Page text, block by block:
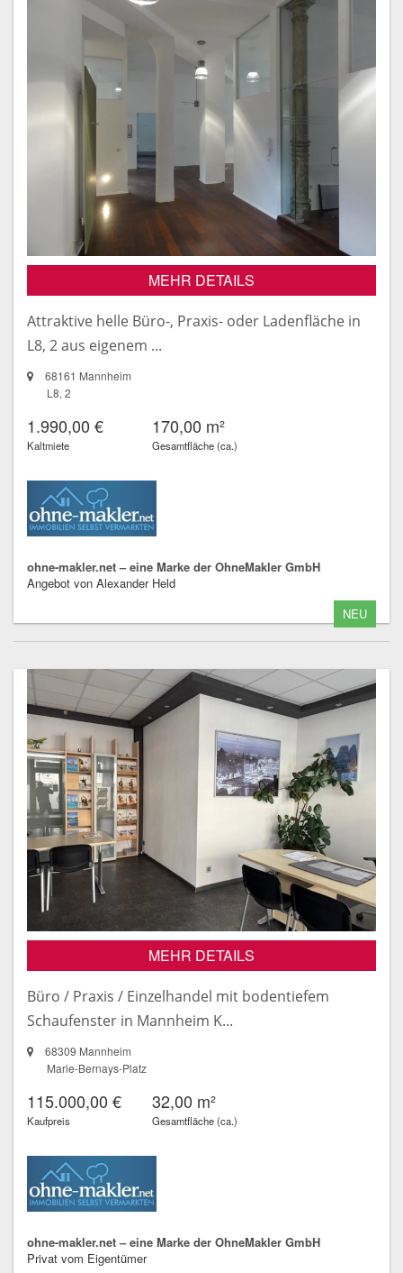
MEHR DETAILS
Attraktive helle Büro-, Praxis- oder Ladenfläche in
L8, 2 aus eigenem ...
68161 Mannheim
L8, 2
1.990,00 €
Kaltmiete
170,00 m²
Gesamtfläche (ca.)
ohne-makler.net – eine Marke der OhneMakler GmbH
Angebot von Alexander Held
NEU
MEHR DETAILS
Büro / Praxis / Einzelhandel mit bodentiefem
Schaufenster in Mannheim K...
68309 Mannheim
Marie-Bernays-Platz
115.000,00 €
Kaufpreis
32,00 m²
Gesamtfläche (ca.)
ohne-makler.net – eine Marke der OhneMakler GmbH
Privat vom Eigentümer